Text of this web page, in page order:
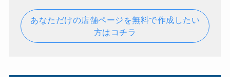
あなただけの店舗ページを無料で作成したい
方はコチラ